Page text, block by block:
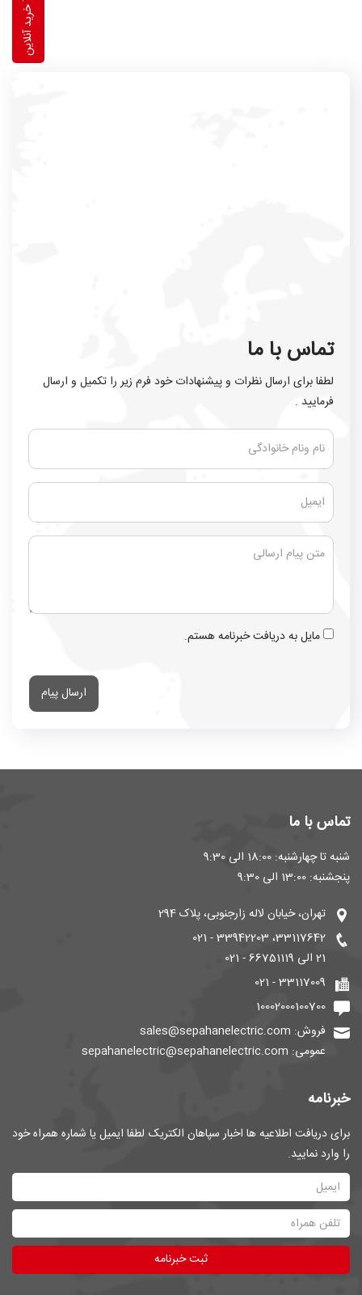
تماس با ما
لطفا برای ارسال نظرات و پیشنهادات خود فرم زیر را تکمیل و ارسال
فرمایید .
مایل به دریافت خبرنامه هستم.
ارسال پیام
تماس با ما
شنبه تا چهارشنبه: 18:00 الی 9:30
پنجشنبه: 13:00 الی 9:30
تهران، خیابان لاله زارجنوبی، پلاک 294
33117642، 33942203 - 021
21 الی 66751119 - 021
33117009 - 021
10002000100700
فروش: sales@sepahanelectric.com
عمومی: sepahanelectric@sepahanelectric.com
خبرنامه
برای دریافت اطلاعیه ها اخبار سپاهان الکتریک لطفا ایمیل یا شماره همراه خود
را وارد نمایید.
ثبت خبرنامه
خرید آنلاین